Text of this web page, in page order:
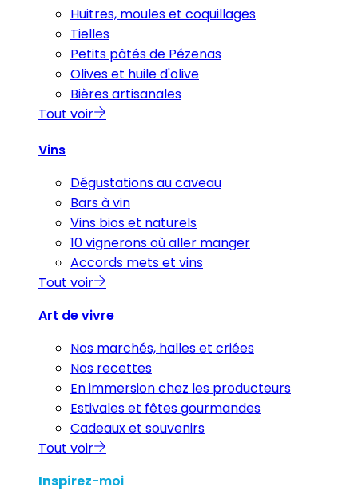
Huitres, moules et coquillages
Tielles
Petits pâtés de Pézenas
Olives et huile d'olive
Bières artisanales
Tout voir
Vins
Dégustations au caveau
Bars à vin
Vins bios et naturels
10 vignerons où aller manger
Accords mets et vins
Tout voir
Art de vivre
Nos marchés, halles et criées
Nos recettes
En immersion chez les producteurs
Estivales et fêtes gourmandes
Cadeaux et souvenirs
Tout voir
Inspirez-moi